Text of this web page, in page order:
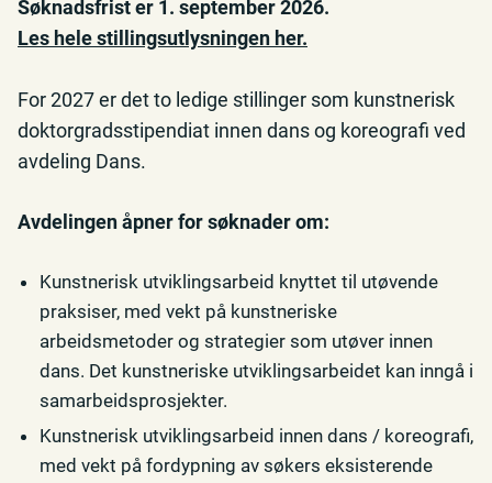
Søknadsfrist er 1. september 2026.
Les hele stillingsutlysningen her.
For 2027 er det to ledige stillinger som kunstnerisk
doktorgradsstipendiat innen dans og koreografi ved
avdeling Dans.
Avdelingen åpner for søknader om:
Kunstnerisk utviklingsarbeid knyttet til utøvende
praksiser, med vekt på kunstneriske
arbeidsmetoder og strategier som utøver innen
dans. Det kunstneriske utviklingsarbeidet kan inngå i
samarbeidsprosjekter.
Kunstnerisk utviklingsarbeid innen dans / koreografi,
med vekt på fordypning av søkers eksisterende